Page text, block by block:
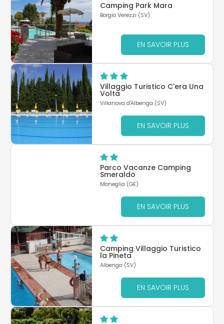
Camping Park Mara
Borgio Verezzi (SV)
EN SAVOIR PLUS
Villaggio Turistico C'era Una
Volta
Villanova d'Albenga (SV)
EN SAVOIR PLUS
Parco Vacanze Camping
Smeraldo
Moneglia (GE)
EN SAVOIR PLUS
Camping Villaggio Turistico
la Pineta
Albenga (SV)
EN SAVOIR PLUS